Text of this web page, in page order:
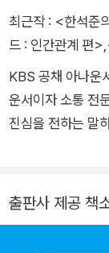
최근작 : <한석준
드 : 인간관계 편>
KBS 공채 아나운
운서이자 소통 전
진심을 전하는 말
다. 말하기에 서툰 어린이들이 자기 생각과 감정을 용기 있게 표
출판사 제공 책